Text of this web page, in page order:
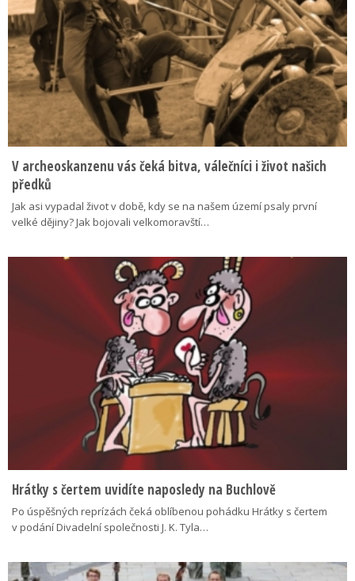
V archeoskanzenu vás čeká bitva, válečníci i život našich
předků
Jak asi vypadal život v době, kdy se na našem území psaly první
velké dějiny? Jak bojovali velkomoravští…
Hrátky s čertem uvidíte naposledy na Buchlově
Po úspěšných reprízách čeká oblíbenou pohádku Hrátky s čertem
v podání Divadelní společnosti J. K. Tyla…